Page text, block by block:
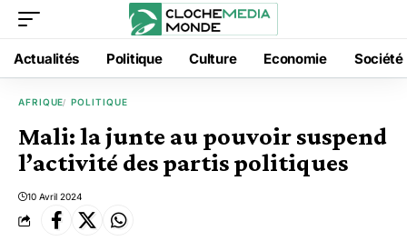
Actualités Politique Culture Economie Société
AFRIQUE POLITIQUE
Mali: la junte au pouvoir suspend
l’activité des partis politiques
10 Avril 2024